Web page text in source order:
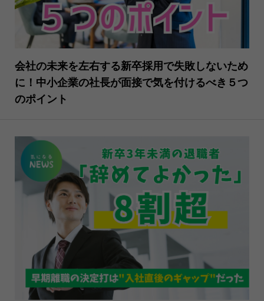
会社の未来を左右する新卒採用で失敗しないため
に！中小企業の社長が面接で気を付けるべき５つ
のポイント